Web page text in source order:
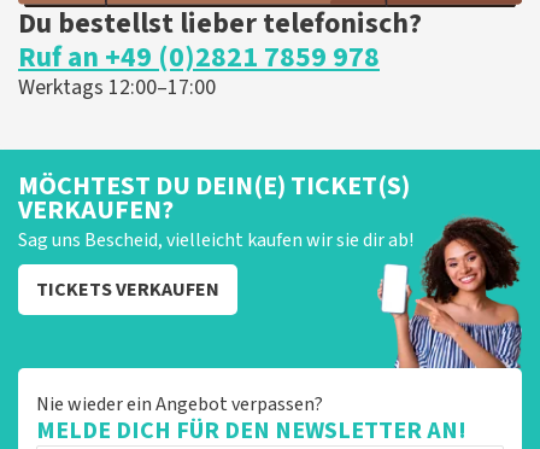
Du bestellst lieber telefonisch?
Ruf an +49 (0)2821 7859 978
Werktags 12:00–17:00
MÖCHTEST DU DEIN(E) TICKET(S)
VERKAUFEN?
Sag uns Bescheid, vielleicht kaufen wir sie dir ab!
TICKETS VERKAUFEN
Nie wieder ein Angebot verpassen?
MELDE DICH FÜR DEN NEWSLETTER AN!